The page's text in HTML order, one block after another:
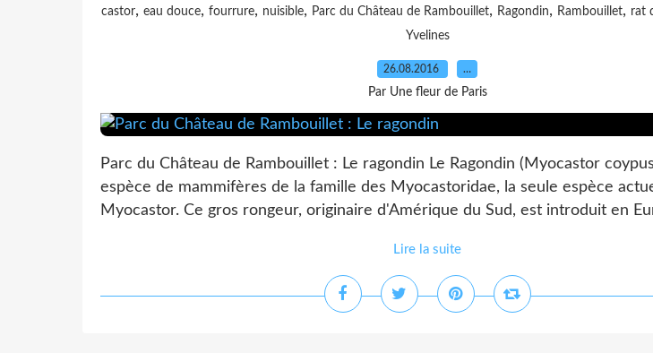
castor, eau douce, fourrure, nuisible, Parc du Château de Rambouillet, Ragondin, Rambouillet, rat
Yvelines
26.08.2016 …
Par Une fleur de Paris
Parc du Château de Rambouillet : Le ragondin Le Ragondin (Myocastor
espèce de mammifères de la famille des Myocastoridae, la seule espèce
Myocastor. Ce gros rongeur, originaire d'Amérique du Sud, est introduit en
Lire la suite